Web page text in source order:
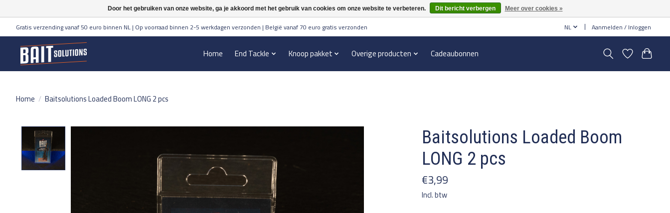
Gratis verzending vanaf 50 euro binnen NL | Op voorraad binnen 2-5 werkdagen verzonden | België vanaf 70 euro gratis verzonden NL Aanmelden / Inloggen
Home End Tackle Knoop pakket Overige producten Cadeaubonnen
Home / Baitsolutions Loaded Boom LONG 2 pcs
Baitsolutions Loaded Boom
LONG 2 pcs
€3,99
Incl. btw
Door het gebruiken van onze website, ga je akkoord met het gebruik van cookies om onze website te verbeteren. Dit bericht verbergen Meer over cookies »